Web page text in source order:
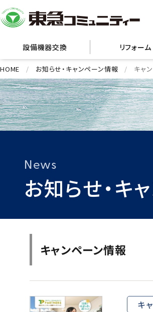
設備機器交換 リフォーム
HOME お知らせ・キャンペーン情報 キャ
News
お知らせ・キ
キャンペーン情報
キ